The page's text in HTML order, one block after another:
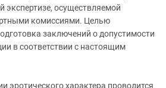
экспертизе, осуществляемой
комиссиями. Целью
заключений о допустимости
в соответствии с настоящим
эротического характера проводится